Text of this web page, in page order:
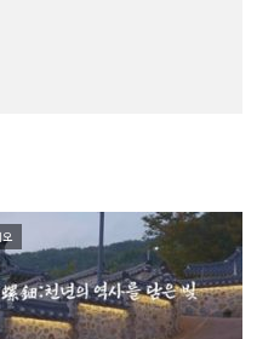
오